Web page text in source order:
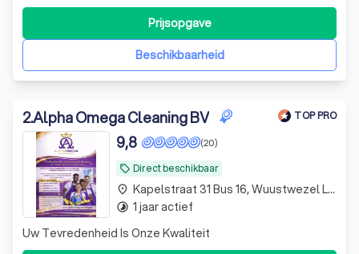
en opritten – snel, veilig en tot in de puntjes verzorgd.
Beschikbaarheid
Prijsopgave
2.Alpha Omega Cleaning BV TOP PRO
local_offer Direct beschikbaar
(20)
9,8
Uw Tevredenheid Is Onze Kwaliteit
place Kapelstraat 31 Bus 16, Wuustwezel Loenhout
timelapse 1 jaar actief